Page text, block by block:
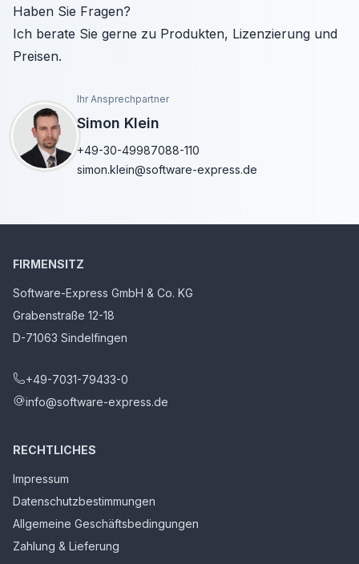
Haben Sie Fragen?
Ich berate Sie gerne zu Produkten, Lizenzierung und
Preisen.
Ihr Ansprechpartner
Simon Klein
+49-30-49987088-110
simon.klein@software-express.de
FIRMENSITZ
Software-Express GmbH & Co. KG
Grabenstraße 12-18
D-71063 Sindelfingen
+49-7031-79433-0
info@software-express.de
RECHTLICHES
Impressum
Datenschutzbestimmungen
Allgemeine Geschäftsbedingungen
Zahlung & Lieferung